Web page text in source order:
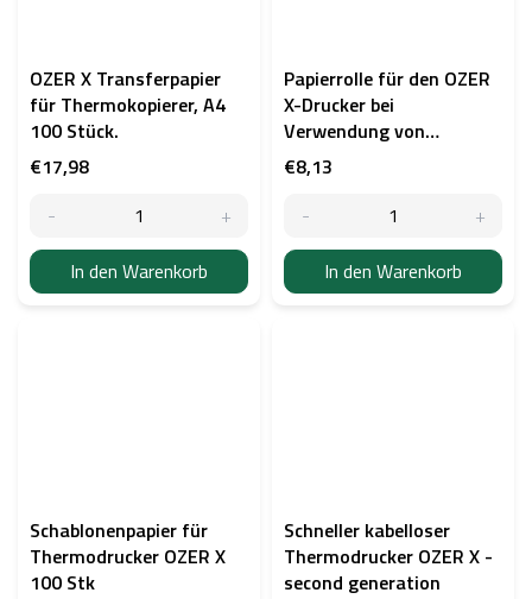
OZER X Transferpapier
für Thermokopierer, A4
100 Stück.
€17,98
In den Warenkorb
Papierrolle für den OZER
X-Drucker bei
Verwendung von
Carbonband
€8,13
In den Warenkorb
Schablonenpapier für
Thermodrucker OZER X
100 Stk
Schneller kabelloser
Thermodrucker OZER X -
second generation